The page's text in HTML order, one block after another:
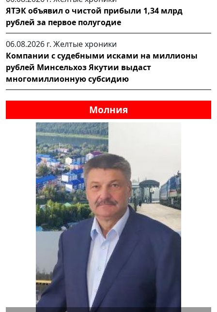
ЯТЭК объявил о чистой прибыли 1,34 млрд
рублей за первое полугодие
06.08.2026 г. Желтые хроники
Компании с судебными исками на миллионы
рублей Минсельхоз Якутии выдаст
многомиллионную субсидию
Молния